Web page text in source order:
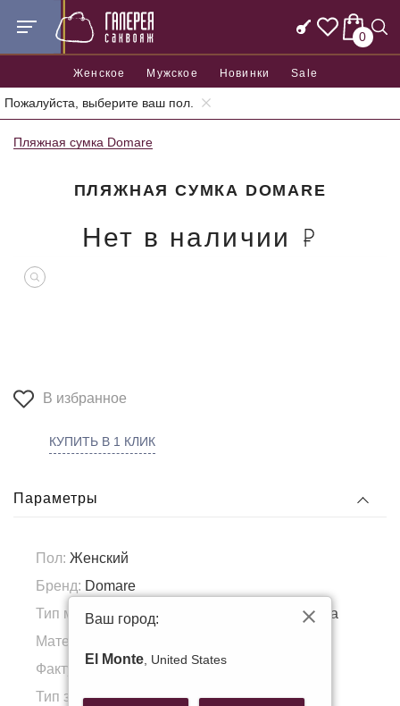
0
Женское Мужское Новинки Sale
Пожалуйста, выберите ваш пол.
Главная Женские сумки Пляжные сумки
Пляжная сумка Domare
ПЛЯЖНАЯ СУМКА DOMARE
Нет в наличии
В избранное
КУПИТЬ В 1 КЛИК
Параметры
Пол: Женский
Бренд: Domare
Тип материала:Искусственная кожа, Солома
Материал подкладка:
Фактура материала:плетеная
Тип застежки:молния
Ваш город:
El Monte , United States